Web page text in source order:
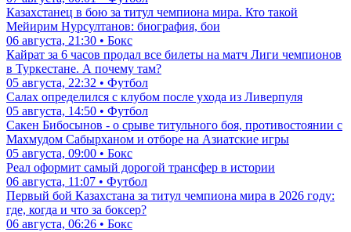
Казахстанец в бою за титул чемпиона мира. Кто такой
Мейирим Нурсултанов: биография, бои
06 августа, 21:30 • Бокс
Кайрат за 6 часов продал все билеты на матч Лиги чемпионов
в Туркестане. А почему там?
05 августа, 22:32 • Футбол
Салах определился с клубом после ухода из Ливерпуля
05 августа, 14:50 • Футбол
Сакен Бибосынов - о срыве титульного боя, противостоянии с
Махмудом Сабырханом и отборе на Азиатские игры
05 августа, 09:00 • Бокс
Реал оформит самый дорогой трансфер в истории
06 августа, 11:07 • Футбол
Первый бой Казахстана за титул чемпиона мира в 2026 году:
где, когда и что за боксер?
06 августа, 06:26 • Бокс